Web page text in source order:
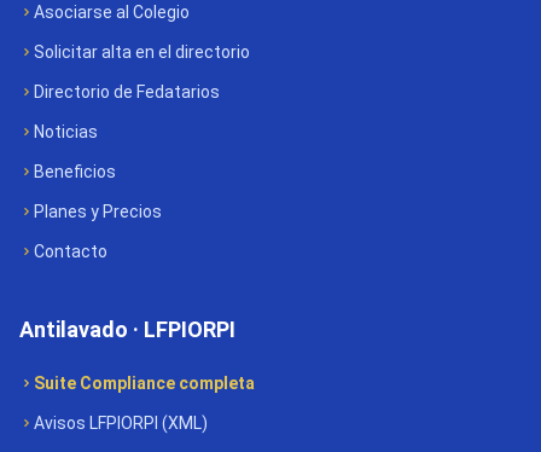
Asociarse al Colegio
Solicitar alta en el directorio
Directorio de Fedatarios
Noticias
Beneficios
Planes y Precios
Contacto
Antilavado · LFPIORPI
Suite Compliance completa
Avisos LFPIORPI (XML)